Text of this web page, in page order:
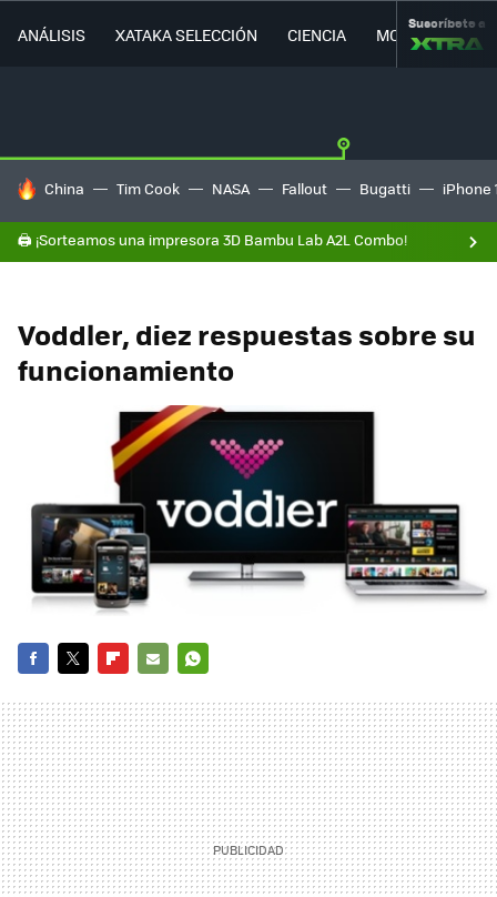
ANÁLISIS XATAKA SELECCIÓN CIENCIA MOVILIDAD
Suscríbete a
HOY SE HABLA DE
China Tim Cook NASA Fallout Bugatti iPhone
🖨️ ¡Sorteamos una impresora 3D Bambu Lab A2L Combo!
Voddler, diez respuestas sobre su
funcionamiento
MAIL